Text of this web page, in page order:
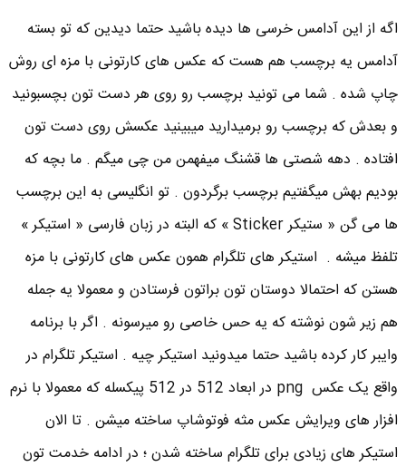
اگه از این آدامس خرسی ها دیده باشید حتما دیدین که تو بسته
آدامس یه برچسب هم هست که عکس های کارتونی با مزه ای روش
چاپ شده . شما می تونید برچسب رو روی هر دست تون بچسبونید
و بعدش که برچسب رو برمیدارید میبینید عکسش روی دست تون
افتاده . دهه شصتی ها قشنگ میفهمن من چی میگم . ما بچه که
بودیم بهش میگفتیم برچسب برگردون . تو انگلیسی به این برچسب
ها می گن « ستیکر Sticker » که البته در زبان فارسی « استیکر »
تلفظ میشه . استیکر های تلگرام همون عکس های کارتونی با مزه
هستن که احتمالا دوستان تون براتون فرستادن و معمولا یه جمله
هم زیر شون نوشته که یه حس خاصی رو میرسونه . اگر با برنامه
وایبر کار کرده باشید حتما میدونید استیکر چیه . استیکر تلگرام در
واقع یک عکس png در ابعاد 512 در 512 پیکسله که معمولا با نرم
افزار های ویرایش عکس مثه فوتوشاپ ساخته میشن . تا الان
استیکر های زیادی برای تلگرام ساخته شدن ؛ در ادامه خدمت تون